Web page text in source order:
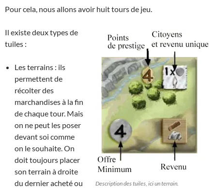
Pour cela, nous allons avoir huit tours de jeu.
Description des tuiles, ici un terrain.
Il existe deux types de
tuiles :
Les terrains : ils
permettent de
récolter des
marchandises à la fin
de chaque tour. Mais
on ne peut les poser
devant soi comme
on le souhaite. On
doit toujours placer
son terrain à droite
du dernier acheté ou